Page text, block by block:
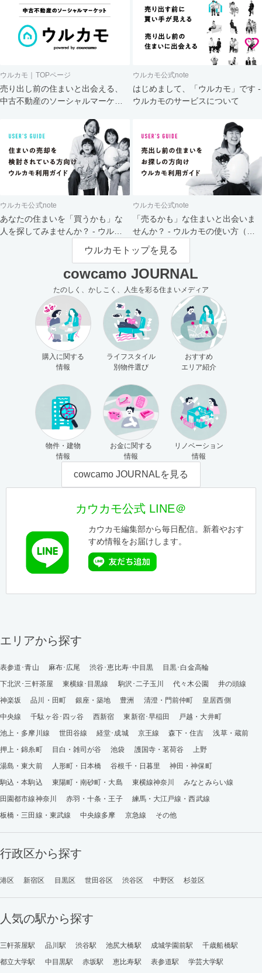
ウルカモ｜TOPページ
売り出し前の住まいと出会える、
中古不動産のソーシャルマーケッ
ウルカモ公式note
はじめまして、「ウルカモ」です -
ウルカモのサービスについて
ウルカモ公式note
あなたの住まいを「買うかも」な
人を探してみませんか？ - ウルカ
ウルカモ公式note
「売るかも」な住まいと出会いま
せんか？ - ウルカモの使い方（買
主さま向け）
ウルカモトップを見る
cowcamo JOURNAL
たのしく、かしこく、人生を彩る住まいメディア
購入に関する
情報
ライフスタイル
別物件選び
おすすめ
エリア紹介
物件・建物
情報
お金に関する
情報
リノベーション
情報
cowcamo JOURNALを見る
カウカモ公式 LINE＠
カウカモ編集部から毎日配信。新着やおす
すめ情報をお届けします。
エリアから探す
表参道･青山 麻布･広尾 渋谷･恵比寿･中目黒
目黒･白金高輪
下北沢･三軒茶屋
東横線･目黒線 駒沢･二子玉川 代々木公園
井の頭線
神楽坂
品川・田町 銀座・築地 豊洲 清澄・門前仲町
皇居西側
中央線
千駄ヶ谷･四ッ谷 西新宿 東新宿･早稲田
戸越・大井町
池上・多摩川線
世田谷線 経堂･成城 京王線 森下・住吉
浅草・蔵前
押上・錦糸町
目白・雑司が谷 池袋 護国寺・茗荷谷
上野
湯島・東大前
人形町・日本橋 谷根千・日暮里
神田・神保町
駒込・本駒込
東陽町・南砂町・大島 東横線神奈川
みなとみらい線
田園都市線神奈川
赤羽・十条・王子
練馬・大江戸線・西武線
板橋・三田線・東武線
中央線多摩 京急線 その他
行政区から探す
港区 新宿区 目黒区 世田谷区 渋谷区 中野区 杉並区
人気の駅から探す
三軒茶屋駅 品川駅 渋谷駅 池尻大橋駅 成城学園前駅
千歳船橋駅
都立大学駅
中目黒駅 赤坂駅 恵比寿駅 表参道駅
学芸大学駅